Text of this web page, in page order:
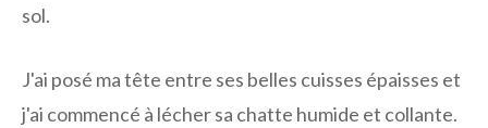
sol.
J'ai posé ma tête entre ses belles cuisses épaisses et
j'ai commencé à lécher sa chatte humide et collante.